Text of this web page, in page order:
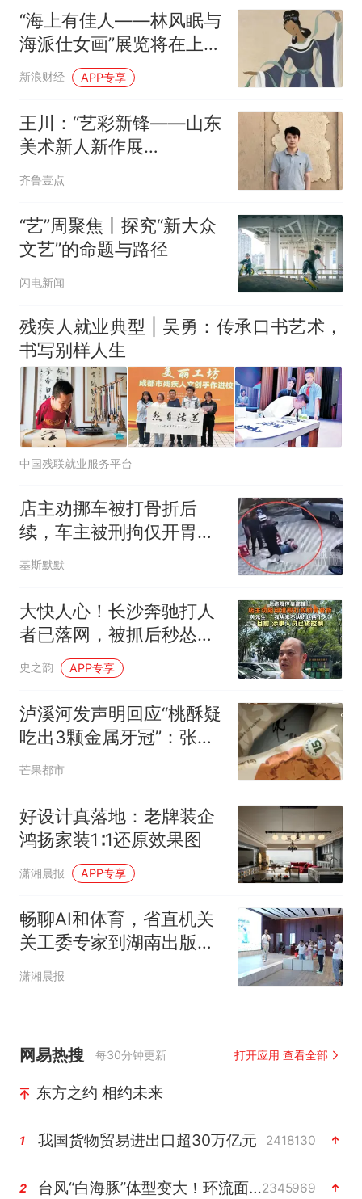
“海上有佳人——林风眠与
海派仕女画”展览将在上海
中国画院美术馆举行
新浪财经 APP专享
王川：“艺彩新锋——山东
美术新人新作展
（2026）”将举办
齐鲁壹点
“艺”周聚焦丨探究“新大众
文艺”的命题与路径
闪电新闻
残疾人就业典型 | 吴勇：传承口书艺术，
书写别样人生
中国残联就业服务平台
店主劝挪车被打骨折后
续，车主被刑拘仅开胃
菜，更严重的还在后面
基斯默默
大快人心！长沙奔驰打人
者已落网，被抓后秒怂，
3万赔偿全额兜底
史之韵 APP专享
泸溪河发声明回应“桃酥疑
吃出3颗金属牙冠”：张女
士已澄清，所发视频情况
频
芒果都市
好设计真落地：老牌装企
鸿扬家装1∶1还原效果图
潇湘晨报 APP专享
畅聊AI和体育，省直机关
关工委专家到湖南出版集
团宣讲，孩子们收获知识
潇湘晨报
网易热搜 每30分钟更新 打开应用 查看全部
东方之约 相约未来
1 我国货物贸易进出口超30万亿元 2418130
2 台风“白海豚”体型变大！环流面积接近13个浙江那么大2345969